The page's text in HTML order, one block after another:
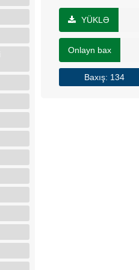
YÜKLƏ
Onlayn bax
Baxış: 134